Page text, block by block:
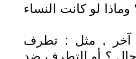
لو كانت النساء
آخر , مثل : تطرف
؟ أو التطرف ضد